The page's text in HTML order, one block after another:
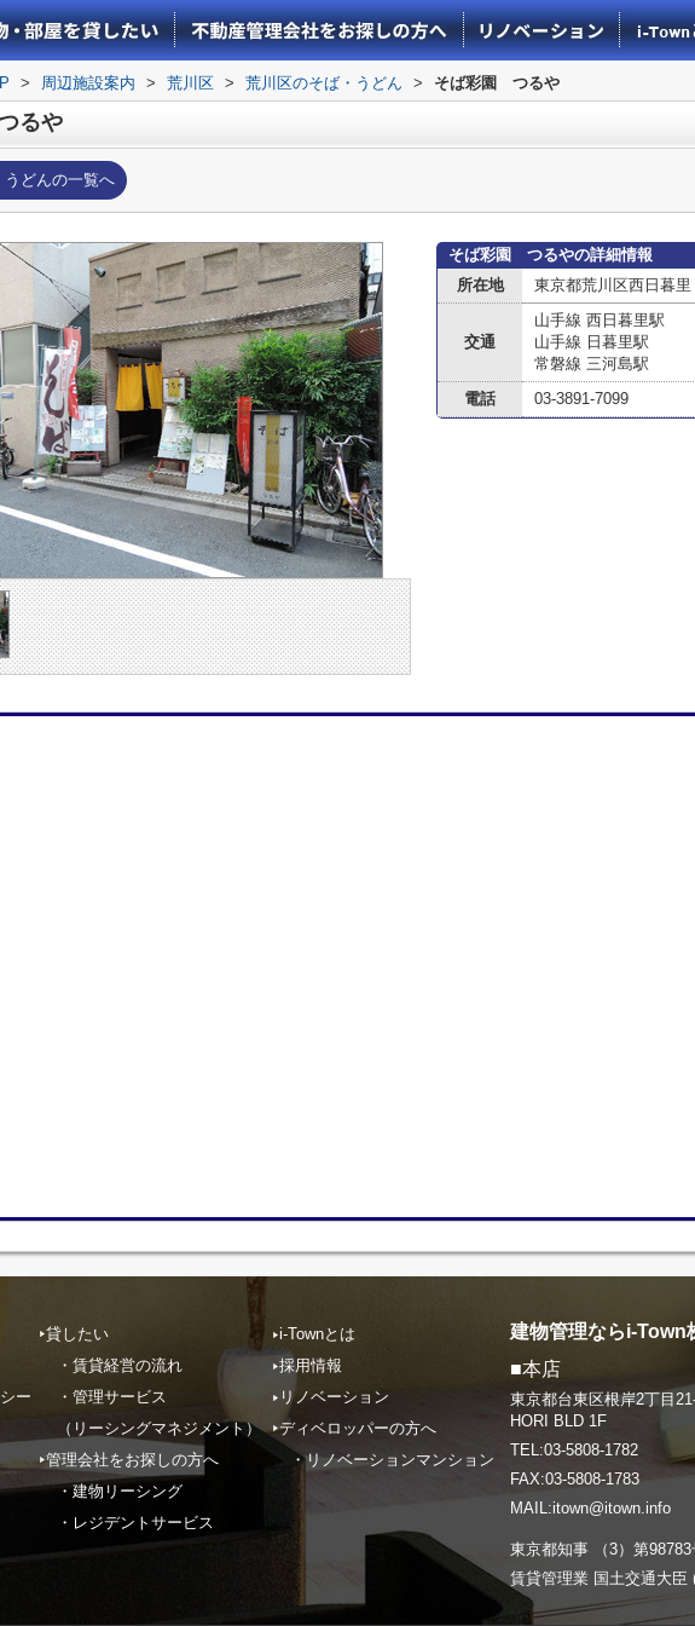
> 周辺施設案内 > 荒川区 > 荒川区のそば・うどん > そば彩園 つるや
るや
どんの一覧へ
そば彩園 つるやの詳細情報
所在地
東京都荒川区西日暮里
交通
山手線 西日暮里駅
山手線 日暮里駅
常磐線 三河島駅
電話
03-3891-7099
ー
貸したい
・賃貸経営の流れ
・管理サービス
（リーシングマネジメント）
管理会社をお探しの方へ
・建物リーシング
・レジデントサービス
i-Townとは
採用情報
リノベーション
ディベロッパーの方へ
・リノベーションマンション
建物管理ならi-Town
■本店
東京都台東区根岸2丁目
HORI BLD 1F
TEL:03-5808-1782
FAX:03-5808-1783
MAIL:itown@itown.info
東京都知事 （3）第98783
賃貸管理業 国土交通大臣